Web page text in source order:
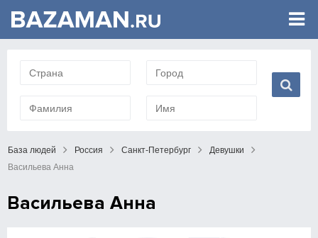
База людей Россия Санкт-Петербург
Девушки
Васильева Анна
Васильева Анна